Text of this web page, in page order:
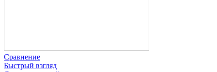
Сравнение
Быстрый взгляд